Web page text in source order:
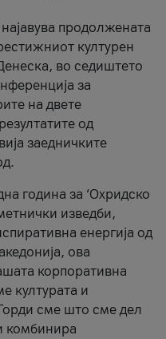
продолжената
културен
во седиштето
за
на двете
од
заедничките
година за ‘Охридско
изведби,
енергија од
ова
корпоративна
културата и
сме што сме дел
комбинира